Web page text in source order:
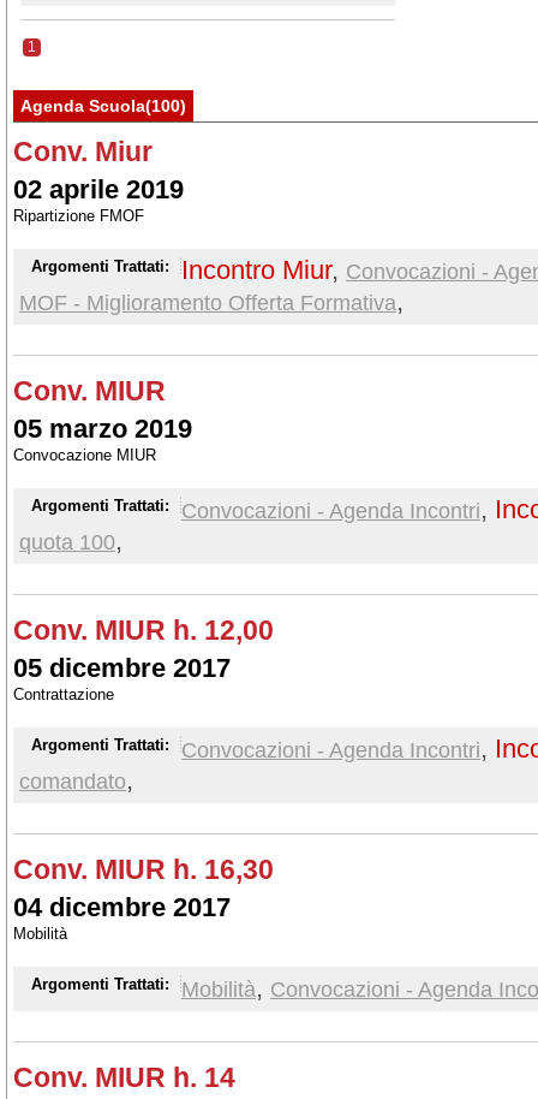
1
Agenda Scuola(100)
Conv. Miur
02 aprile 2019
Ripartizione FMOF
Argomenti Trattati: Incontro Miur, Convocazioni -
MOF - Miglioramento Offerta Formativa,
Conv. MIUR
05 marzo 2019
Convocazione MIUR
Argomenti Trattati: Convocazioni - Agenda Incontri,
quota 100,
Conv. MIUR h. 12,00
05 dicembre 2017
Contrattazione
Argomenti Trattati: Convocazioni - Agenda Incontri,
comandato,
Conv. MIUR h. 16,30
04 dicembre 2017
Mobilità
Argomenti Trattati: Mobilità, Convocazioni - Agenda
Conv. MIUR h. 14